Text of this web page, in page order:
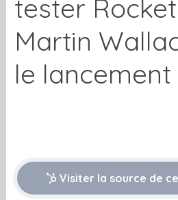
tester
Martin
le lancement
Visiter la source de